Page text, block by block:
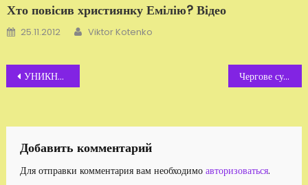
Хто повісив християнку Емілію? Відео
Добавлено
25.11.2012 Автор
Viktor Kotenko
Навигация
записям
УНИКНЕННЯ СТЕЖЕННЯ. Інструкція Чергове судове засідання із циклу «Міліція проти журналіста Котенка»
Добавить комментарий
Для отправки комментария вам необходимо авторизоваться.